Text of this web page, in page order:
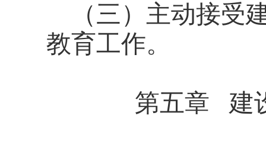
（三）主动接受
教育工作。
第五章 建